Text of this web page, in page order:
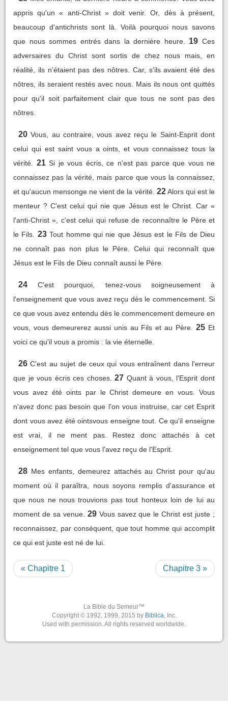
appris qu'un « anti-Christ » doit venir. Or, dès à présent,
beaucoup d'antichrists sont là. Voilà pourquoi nous savons
que nous sommes entrés dans la dernière heure.
19 Ces
adversaires du Christ sont sortis de chez nous mais, en
réalité, ils n'étaient pas des nôtres. Car, s'ils avaient été des
nôtres, ils seraient restés avec nous. Mais ils nous ont quittés
pour qu'il soit parfaitement clair que tous ne sont pas des
nôtres.
20 Vous, au contraire, vous avez reçu le Saint-Esprit dont
celui qui est saint vous a oints, et vous connaissez tous la
vérité.
21 Si je vous écris, ce n'est pas parce que vous ne
connaissez pas la vérité, mais parce que vous la connaissez,
et qu'aucun mensonge ne vient de la vérité. 22 Alors qui est le
menteur ? C'est celui qui nie que Jésus est le Christ. Car «
l'anti-Christ », c'est celui qui refuse de reconnaître le Père et
le Fils.
23 Tout homme qui nie que Jésus est le Fils de Dieu
ne connaît pas non plus le Père. Celui qui reconnaît que
Jésus est le Fils de Dieu connaît aussi le Père.
24
C'est pourquoi, tenez-vous soigneusement à
l'enseignement que vous avez reçu dès le commencement. Si
ce que vous avez entendu dès le commencement demeure en
vous, vous demeurerez aussi unis au Fils et au Père.
25 Et
voici ce qu'il vous a promis : la vie éternelle.
26 C'est au sujet de ceux qui vous entraînent dans l'erreur
que je vous écris ces choses. 27 Quant à vous, l'Esprit dont
vous avez été oints par le Christ demeure en vous. Vous
n'avez donc pas besoin que l'on vous instruise, car cet Esprit
dont vous avez été ointsvous enseigne tout. Ce qu'il enseigne
est vrai, il ne ment pas. Restez donc attachés à cet
enseignement tel que vous l'avez reçu de l'Esprit.
28 Mes enfants, demeurez attachés au Christ pour qu'au
moment où il paraîtra, nous soyons remplis d'assurance et
que nous ne nous trouvions pas tout honteux loin de lui au
moment de sa venue. 29 Vous savez que le Christ est juste ;
reconnaissez, par conséquent, que tout homme qui accomplit
ce qui est juste est né de lui.
« Chapitre 1 Chapitre 3 »
La Bible du Semeur™
Copyright © 1992, 1999, 2015 by Biblica, Inc.
Used with permission. All rights reserved worldwide.